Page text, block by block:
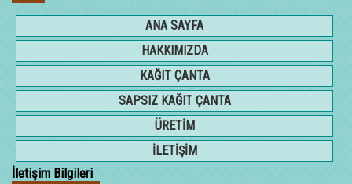
ANA SAYFA
HAKKIMIZDA
KAĞIT ÇANTA
SAPSIZ KAĞIT ÇANTA
ÜRETİM
İLETİŞİM
İletişim Bilgileri